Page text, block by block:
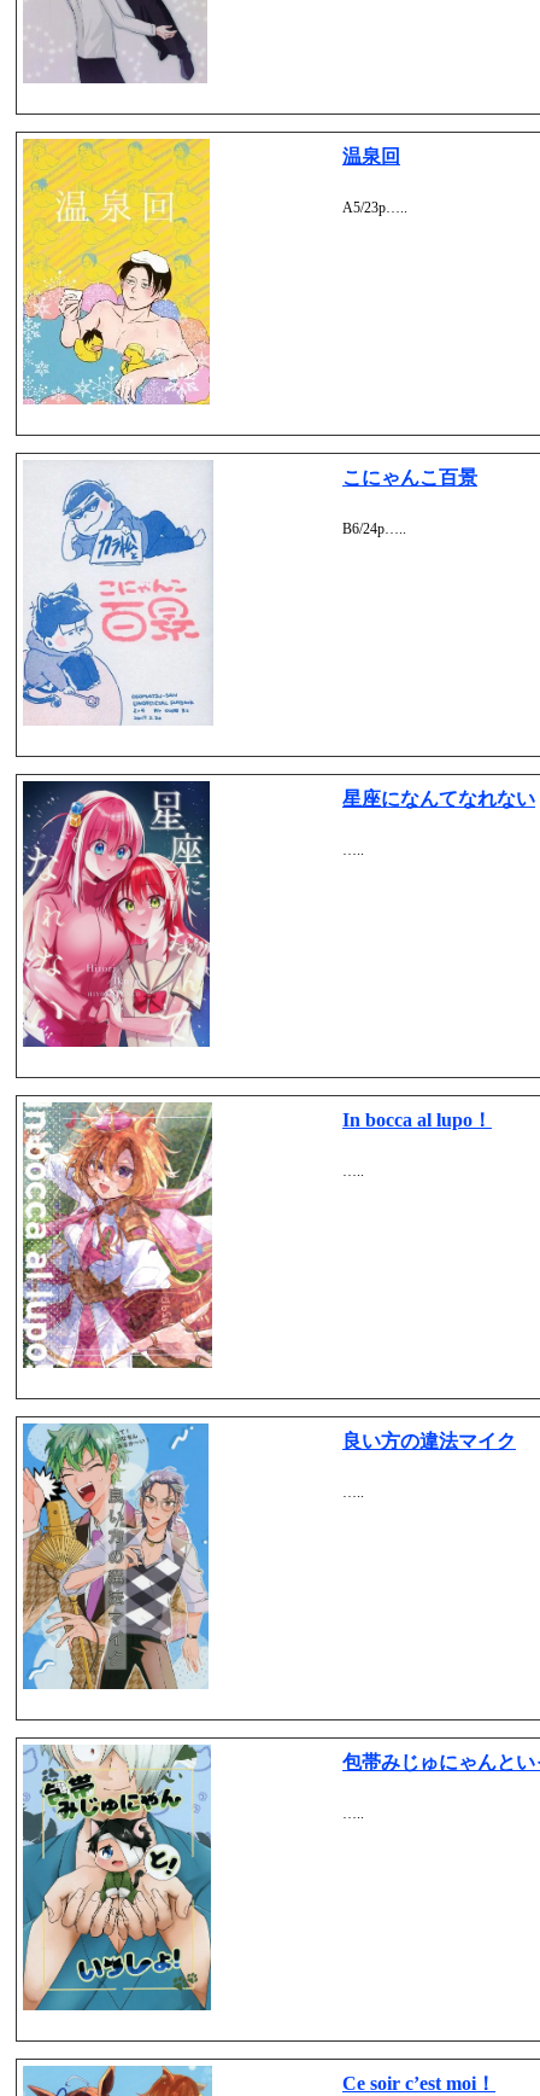
温泉回
A5/23p…..
こにゃんこ百景
B6/24p…..
星座になんてなれない
…..
In bocca al lupo！
…..
良い方の違法マイク
…..
包帯みじゅにゃんとい
…..
Ce soir c’est moi！